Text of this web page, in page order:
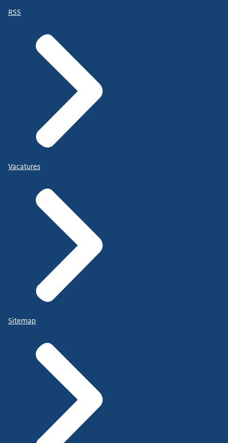
RSS
Vacatures
Sitemap